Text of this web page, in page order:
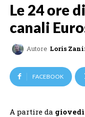
Le 24 ore
canali
Autore Loris
FACEBOOK
A partire da giovedì